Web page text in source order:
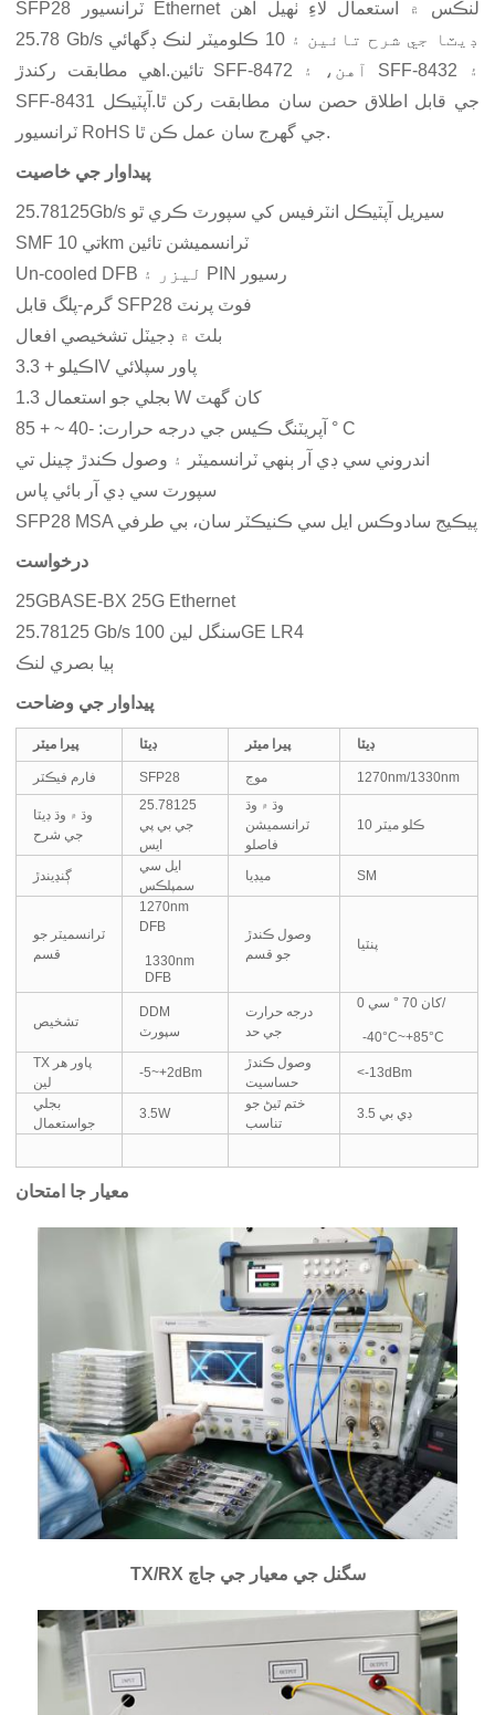
SFP28 ٽرانسيور Ethernet لنڪس ۾ استعمال لاءِ ٺهيل آهن
25.78 Gb/s ڊيٽا جي شرح تائين ۽ 10 ڪلوميٽر لنڪ ڊگھائي
تائين.اهي مطابقت رکندڙ SFF-8472 آهن، ۽ SFF-8432 ۽
SFF-8431 جي قابل اطلاق حصن سان مطابقت رکن ٿا.آپٽيڪل
ٽرانسيور RoHS جي گهرج سان عمل ڪن ٿا.
پيداوار جي خاصيت
25.78125Gb/s سيريل آپٽيڪل انٽرفيس کي سپورٽ ڪري ٿو
SMF تي 10km ٽرانسميشن تائين
Un-cooled DFB ليزر ۽ PIN رسيور
گرم-پلگ قابل SFP28 فوٽ پرنٽ
بلٽ ۾ ڊجيٽل تشخيصي افعال
اڪيلو + 3.3V پاور سپلائي
بجلي جو استعمال 1.3 W کان گھٽ
آپريٽنگ ڪيس جي درجه حرارت: -40 ~ + 85 ° C
اندروني سي ڊي آر ٻنهي ٽرانسميٽر ۽ وصول ڪندڙ چينل تي
سپورٽ سي ڊي آر بائي پاس
SFP28 MSA پيڪيج سادوڪس ايل سي ڪنيڪٽر سان، بي طرفي
درخواست
25GBASE-BX 25G Ethernet
25.78125 Gb/s سنگل لين 100GE LR4
ٻيا بصري لنڪ
پيداوار جي وضاحت
پيرا ميٽر ڊيٽا پيرا ميٽر ڊيٽا
فارم فيڪٽر SFP28 موج 1270nm/1330nm
وڌ ۾ وڌ ڊيٽا
جي شرح
25.78125
جي بي پي
ايس
وڌ ۾ وڌ
ٽرانسميشن
فاصلو
10 ڪلو ميٽر
ڳنڍيندڙ
ايل سي
سمپلڪس
ميڊيا SM
ٽرانسميٽر جو
قسم
1270nm
DFB
1330nm
DFB
وصول ڪندڙ
جو قسم
پنٽيا
تشخيص
DDM
سپورٽ
درجه حرارت
جي حد
0 کان 70 ° سي/
-40°C~+85°C
TX پاور هر
لين
-5~+2dBm
وصول ڪندڙ
حساسيت
<-13dBm
بجلي
جواستعمال
3.5W
ختم ٿيڻ جو
تناسب
3.5 ڊي بي
معيار جا امتحان
TX/RX سگنل جي معيار جي جاچ